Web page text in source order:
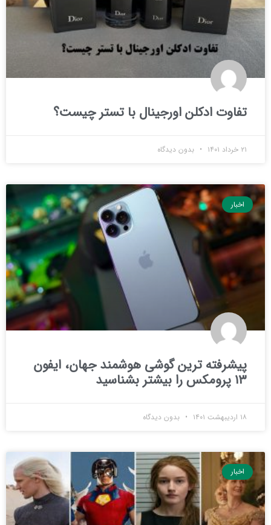
تفاوت ادکلن اورجینال با تستر چیست؟
۲۱ خرداد ۱۴۰۱ بدون دیدگاه
اخبار
پیشرفته ترین گوشی هوشمند جهان، ایفون
۱۳ پرومکس را بیشتر بشناسید
۱۸ اردیبهشت ۱۴۰۱ بدون دیدگاه
اخبار